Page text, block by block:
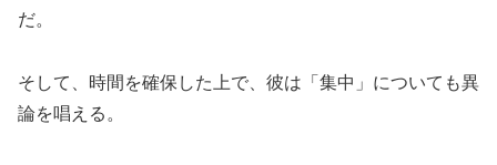
だ。
そして、時間を確保した上で、彼は「集中」についても異
論を唱える。